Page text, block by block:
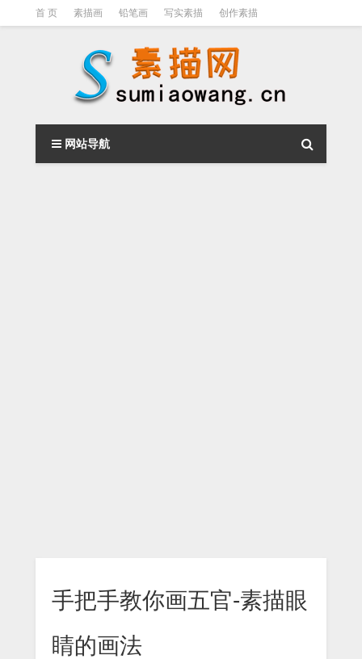
首 页 素描画 铅笔画 写实素描 创作素描
素描视频教程
网站导航
手把手教你画五官-素描眼
睛的画法